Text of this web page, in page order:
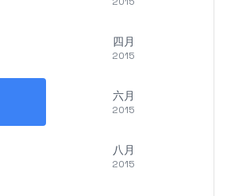
四月
2015
六月
2015
八月
2015